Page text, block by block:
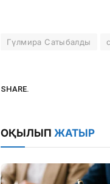
Гүлмира Сатыбалды
SHARE.
ОҚЫЛЫП ЖАТЫР